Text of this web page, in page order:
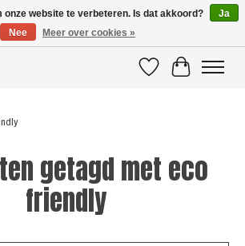
VerlanglijstWinkelwagen
getagd met eco
friendly
onze website te verbeteren. Is dat akkoord?
Ja
Nee
Meer over cookies »